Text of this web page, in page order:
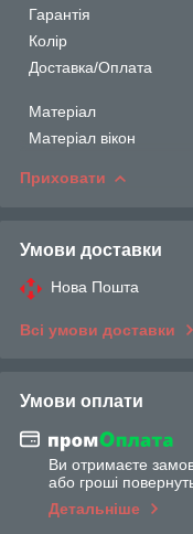
Гарантія
Колір
Доставка/Оплата
Матеріал
Матеріал вікон
Приховати
Умови доставки
Нова Пошта
Всі умови доставки
Умови оплати
Ви отримаєте
або гроші
Детальніше